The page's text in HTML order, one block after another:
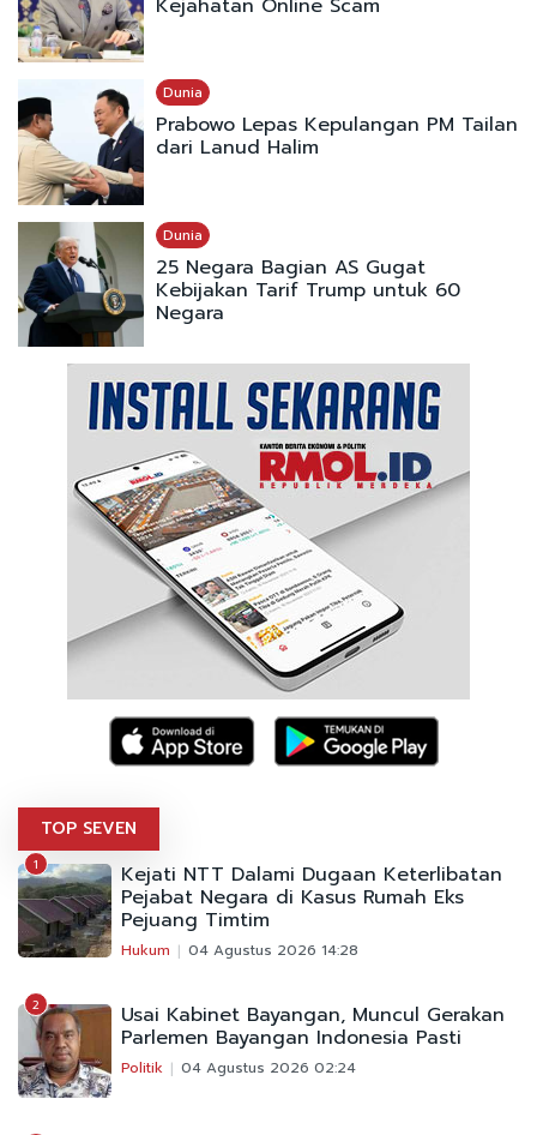
Dunia
Prabowo Lepas Kepulangan PM Tailan
dari Lanud Halim
Dunia
25 Negara Bagian AS Gugat
Kebijakan Tarif Trump untuk 60
Negara
TOP SEVEN
1 Kejati NTT Dalami Dugaan Keterlibatan
Pejabat Negara di Kasus Rumah Eks
Pejuang Timtim
Hukum 04 Agustus 2026 14:28
2 Usai Kabinet Bayangan, Muncul Gerakan
Parlemen Bayangan Indonesia Pasti
Politik 04 Agustus 2026 02:24